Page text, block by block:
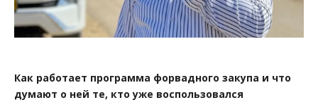
Как работает программа форвадного закупа и что
думают о ней те, кто уже воспользовался